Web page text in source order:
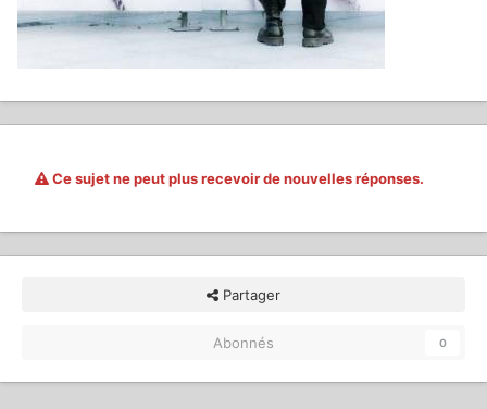
Ce sujet ne peut plus recevoir de nouvelles réponses.
Partager
Abonnés 0